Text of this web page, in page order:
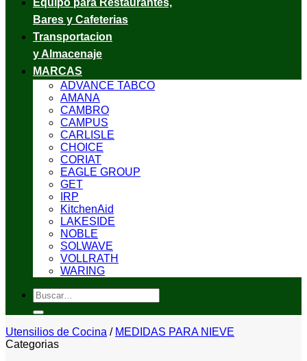
Equipo para Restaurantes,
Bares y Cafeterias
Transportacion
y Almacenaje
MARCAS
ADVANCE TABCO
AMANA
CAMBRO
CAMPUS
CARLISLE
CHOICE
CORIAT
EAGLE GROUP
GET
IRP
KitchenAid
LAKESIDE
NOBLE
SOLWAVE
VOLLRATH
WARING
Buscar
por:
Utensilios de Cocina / MEDIDAS PARA NIEVE
Categorias